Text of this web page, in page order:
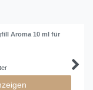
Aroma 10 ml für